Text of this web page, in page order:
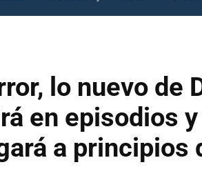
lo nuevo de
en episodios
a principios